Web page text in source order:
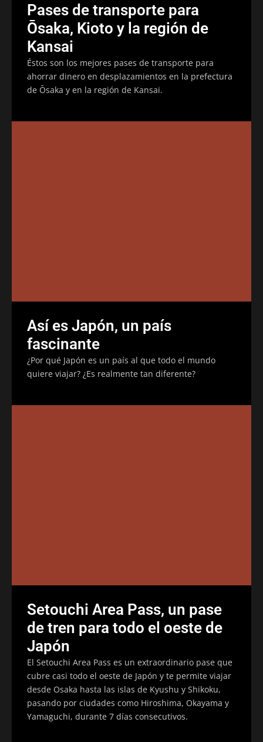
Pases de transporte para
Ōsaka, Kioto y la región de
Kansai
Éstos son los mejores pases de transporte para
ahorrar dinero en desplazamientos en la prefectura
de Ōsaka y en la región de Kansai.
Así es Japón, un país
fascinante
¿Por qué Japón es un país al que todo el mundo
quiere viajar? ¿Es realmente tan diferente?
Setouchi Area Pass, un pase
de tren para todo el oeste de
Japón
El Setouchi Area Pass es un extraordinario pase que
cubre casi todo el oeste de Japón y te permite viajar
desde Osaka hasta las islas de Kyushu y Shikoku,
pasando por ciudades como Hiroshima, Okayama y
Yamaguchi, durante 7 días consecutivos.